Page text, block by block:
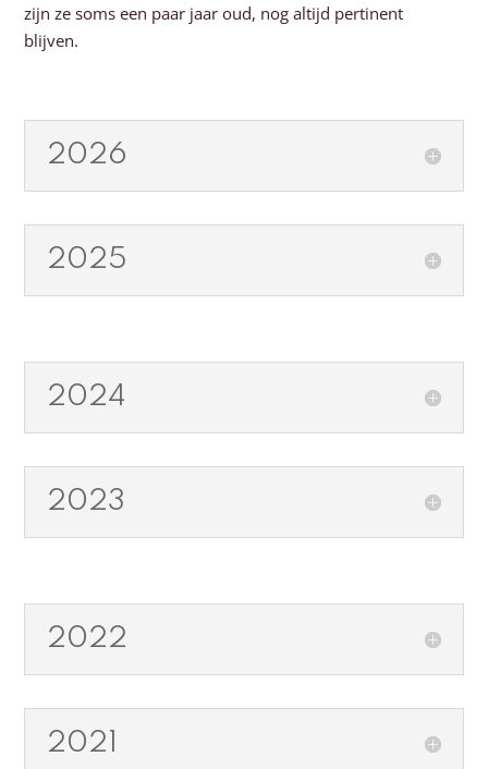
zijn ze soms een paar jaar oud, nog altijd pertinent
blijven.
2026
2025
2024
2023
2022
2021